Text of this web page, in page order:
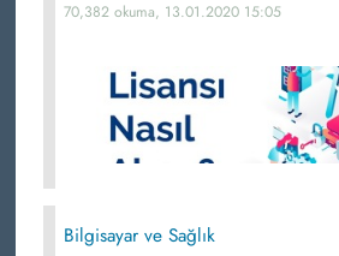
70,382 okuma, 13.01.2020 15:05
Bilgisayar ve Sağlık